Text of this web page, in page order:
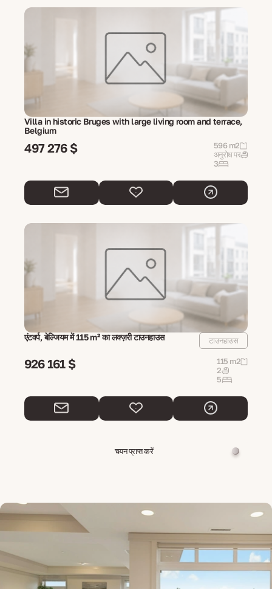
Villa in historic Bruges with large living room and terrace,
Belgium
497 276 $
596 m2
अनुरोध पर
3
एंटवर्प, बेल्जियम में 115 m² का लक्ज़री टाउनहाउस टाउनहाउस
926 161 $
115 m2
2
5
चयन प्राप्त करें